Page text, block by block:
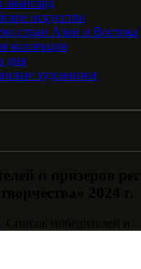
авангард
искусство
стран Азии и Востока
коллекция
дня
художники